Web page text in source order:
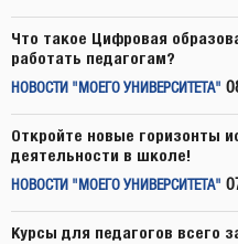
Что такое Цифровая
работать педагогам?
НОВОСТИ "МОЕГО УНИВЕРСИТЕТА"
Откройте новые горизонты
деятельности в школе!
НОВОСТИ "МОЕГО УНИВЕРСИТЕТА"
Курсы для педагогов всего